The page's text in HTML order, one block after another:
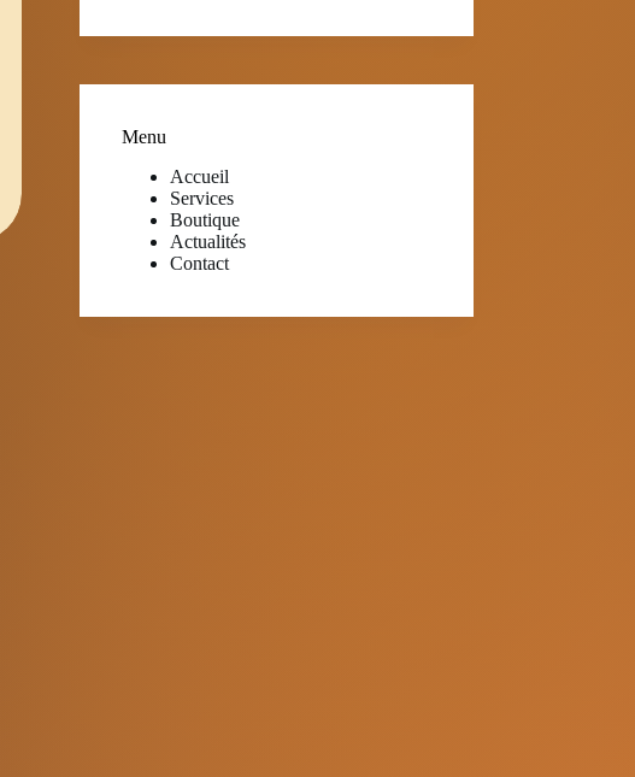
Menu
Accueil
Services
Boutique
Actualités
Contact